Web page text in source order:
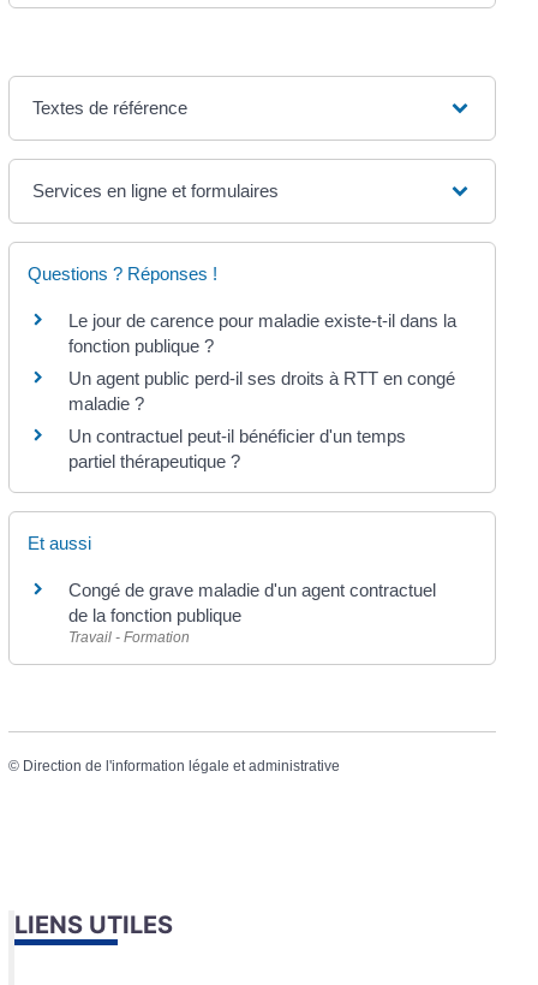
Textes de référence
Services en ligne et formulaires
Questions ? Réponses !
Le jour de carence pour maladie existe-t-il dans la
fonction publique ?
Un agent public perd-il ses droits à RTT en congé
maladie ?
Un contractuel peut-il bénéficier d'un temps
partiel thérapeutique ?
Et aussi
Congé de grave maladie d'un agent contractuel
de la fonction publique
Travail - Formation
© Direction de l'information légale et administrative
LIENS UTILES